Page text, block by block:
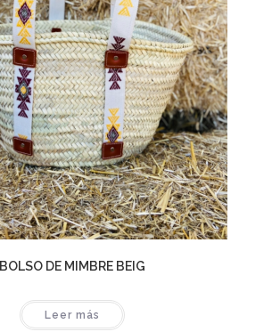
BOLSO DE MIMBRE BEIG
Leer más